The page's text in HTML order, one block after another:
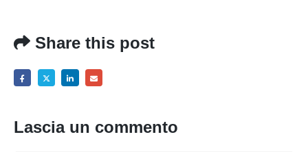
Share this post
Lascia un commento